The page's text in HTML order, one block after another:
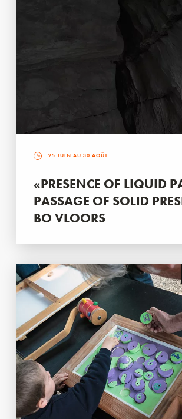
25 JUIN AU 30 AOÛT
«PRESENCE OF LIQUID
PASSAGE OF SOLID
BO VLOORS